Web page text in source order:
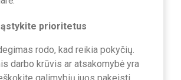
prioritetus
rodo, kad reikia pokyčių.
darbo krūvis ar atsakomybė yra